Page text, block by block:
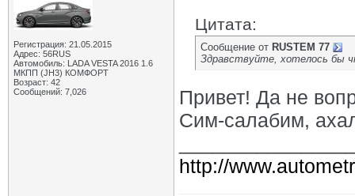
Регистрация: 21.05.2015
Адрес: 56RUS
Автомобиль: LADA VESTA 2016 1.6
МКПП (JH3) КОМФОРТ
Возраст: 42
Сообщений: 7,026
Цитата:
Сообщение от RUSTEM 77
Здравствуйте, хотелось бы
Привет! Да не
Сим-салабим,
http://